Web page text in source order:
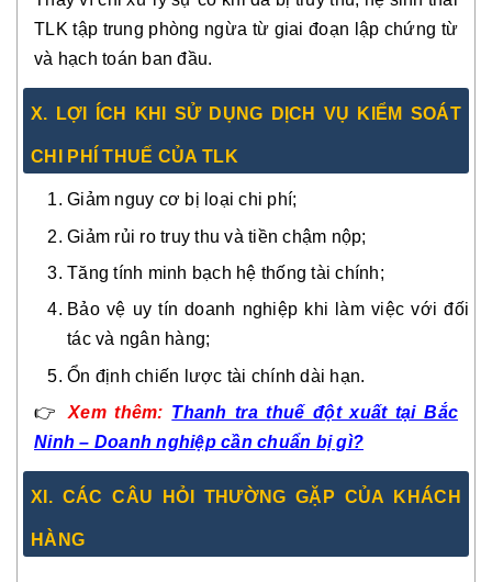
TLK tập trung phòng ngừa từ giai đoạn lập chứng từ
và hạch toán ban đầu.
X. LỢI ÍCH KHI SỬ DỤNG DỊCH VỤ KIỂM SOÁT
CHI PHÍ THUẾ CỦA TLK
Giảm nguy cơ bị loại chi phí;
Giảm rủi ro truy thu và tiền chậm nộp;
Tăng tính minh bạch hệ thống tài chính;
Bảo vệ uy tín doanh nghiệp khi làm việc với đối
tác và ngân hàng;
Ổn định chiến lược tài chính dài hạn.
👉Xem thêm: Thanh tra thuế đột xuất tại Bắc
Ninh – Doanh nghiệp cần chuẩn bị gì?
XI. CÁC CÂU HỎI THƯỜNG GẶP CỦA KHÁCH
HÀNG